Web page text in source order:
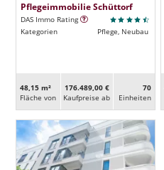
Pflegeimmobilie Schüttorf
DAS Immo Rating
Kategorien
Pflege, Neubau
48,15 m²
Fläche von
176.489,00 €
Kaufpreise ab
70
Ein­heiten